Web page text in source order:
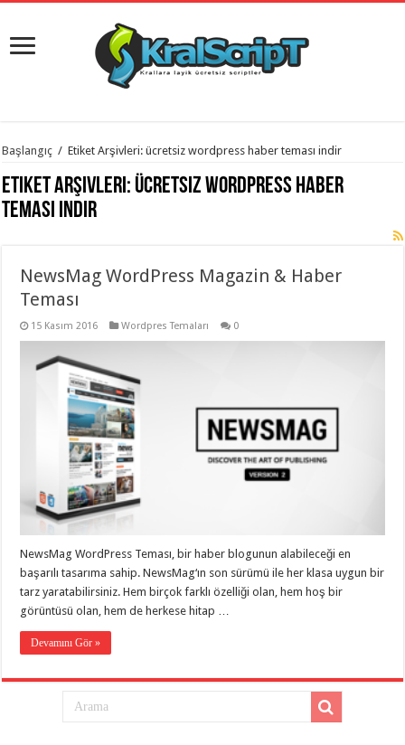
istanbul
evden
eve
taşımacılık
gaziantep
taşımacılık
evden
taşımacılık,
gaziantep
gaziantep
evden
taşımacılık
gaziantep
evden
taşımacılık,
evden
taşımacılık,
Başlangıç / Etiket Arşivleri: ücretsiz wordpress haber teması indir
Etiket Arşivleri: ücretsiz wordpress haber
teması indir
NewsMag WordPress Magazin & Haber
Teması
15 Kasım 2016 Wordpres Temaları 0
NewsMag WordPress Teması, bir haber blogunun alabileceği en
başarılı tasarıma sahip. NewsMag‘ın son sürümü ile her klasa uygun bir
tarz yaratabilirsiniz. Hem birçok farklı özelliği olan, hem hoş bir
görüntüsü olan, hem de herkese hitap …
Devamını Gör »